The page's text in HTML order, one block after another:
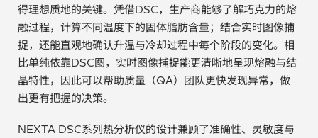
得理想质地的关键。凭借DSC，生产商能够了解巧克力的熔
融过程，计算不同温度下的固体脂肪含量；结合实时图像捕
捉，还能直观地确认升温与冷却过程中每个阶段的变化。相
比单纯依靠DSC图，实时图像捕捉能更清晰地呈现熔融与结
晶特性，因此可以帮助质量（QA）团队更快发现异常，做
出更有把握的决策。
NEXTA DSC系列热分析仪的设计兼顾了准确性、灵敏度与